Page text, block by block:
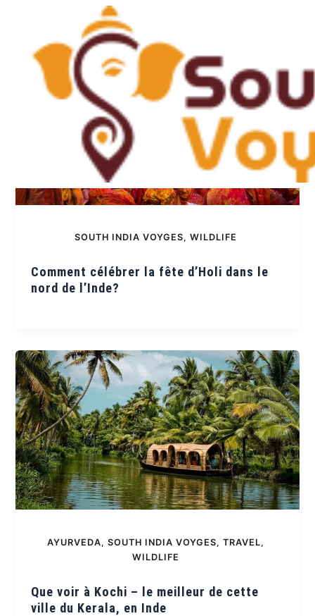
SOUTH INDIA VOYGES, WILDLIFE
Comment célébrer la fête d’Holi dans le
nord de l’Inde?
AYURVEDA, SOUTH INDIA VOYGES, TRAVEL,
WILDLIFE
Que voir à Kochi – le meilleur de cette
ville du Kerala, en Inde